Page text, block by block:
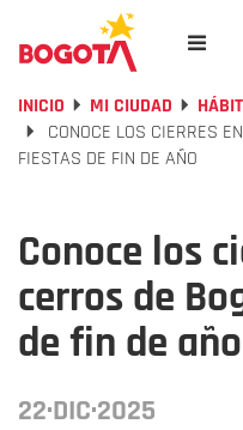
INICIO MI CIUDAD
CONOCE LOS CIERRES
FIESTAS DE FIN DE AÑO
Conoce los
cerros de
de fin de año
22·DIC·2025